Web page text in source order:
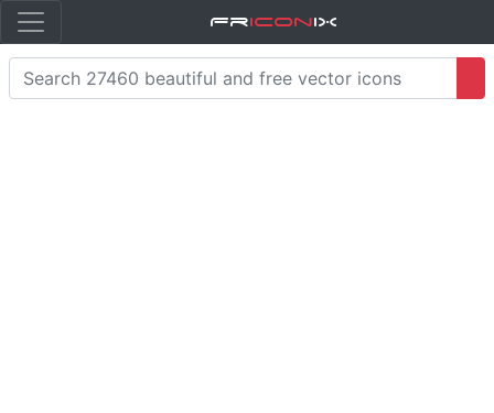
FriconiX